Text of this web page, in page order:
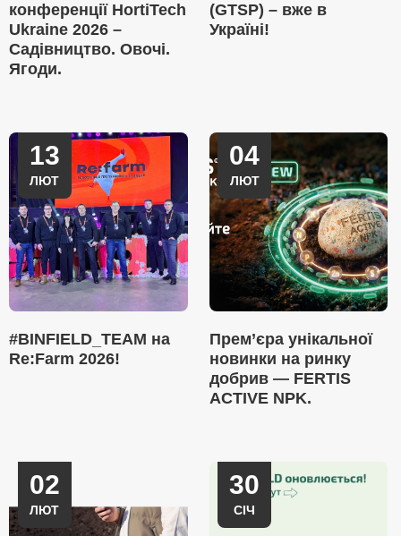
конференції HortiTech
Ukraine 2026 –
Садівництво. Овочі.
Ягоди.
(GTSP) – вже в
Україні!
13
ЛЮТ
#BINFIELD_TEAM на
Re:Farm 2026!
04
ЛЮТ
Прем’єра унікальної
новинки на ринку
добрив — FERTIS
ACTIVE NPK.
02
ЛЮТ
30
СІЧ